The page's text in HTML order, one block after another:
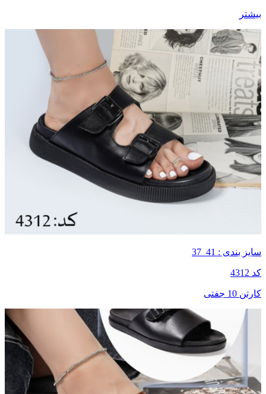
بیشتر
سایز بندی : 41_37
کد 4312
کارتن 10 جفتی